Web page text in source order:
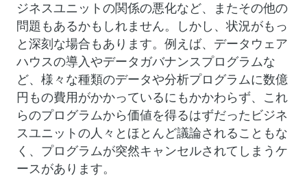
ジネスユニットの関係の悪化など、またその他の
問題もあるかもしれません。しかし、状況がもっ
と深刻な場合もあります。例えば、データウェア
ハウスの導入やデータガバナンスプログラムな
ど、様々な種類のデータや分析プログラムに数億
円もの費用がかかっているにもかかわらず、これ
らのプログラムから価値を得るはずだったビジネ
スユニットの人々とほとんど議論されることもな
く、プログラムが突然キャンセルされてしまうケ
ースがあります。